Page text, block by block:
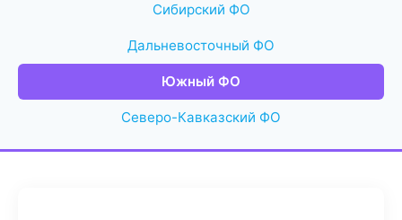
Сибирский ФО
Дальневосточный ФО
Южный ФО
Северо-Кавказский ФО